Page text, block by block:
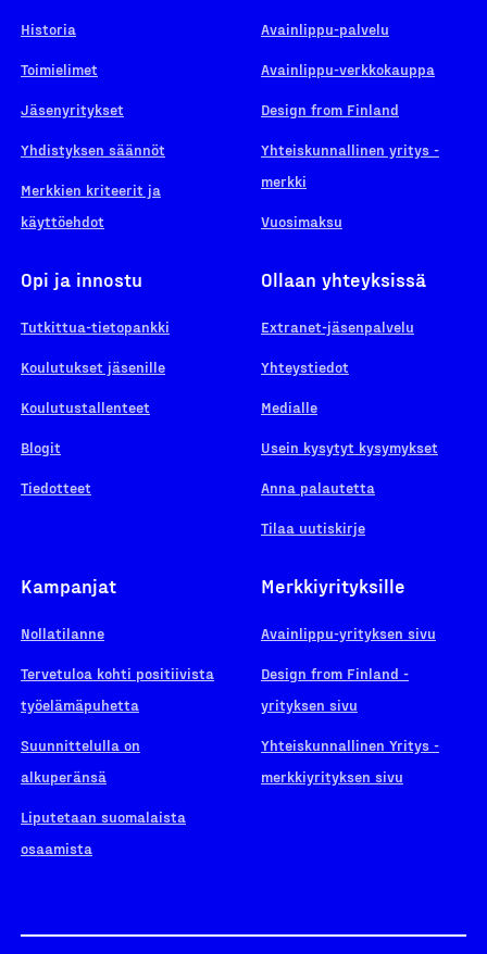
Historia
Toimielimet
Jäsenyritykset
Yhdistyksen säännöt
Merkkien kriteerit ja
käyttöehdot
Avainlippu-palvelu
Avainlippu-verkkokauppa
Design from Finland
Yhteiskunnallinen yritys -
merkki
Vuosimaksu
Opi ja innostu
Tutkittua-tietopankki
Koulutukset jäsenille
Koulutustallenteet
Blogit
Tiedotteet
Ollaan yhteyksissä
Extranet-jäsenpalvelu
Yhteystiedot
Medialle
Usein kysytyt kysymykset
Anna palautetta
Tilaa uutiskirje
Kampanjat
Nollatilanne
Tervetuloa kohti positiivista
työelämäpuhetta
Suunnittelulla on
alkuperänsä
Liputetaan suomalaista
osaamista
Merkkiyrityksille
Avainlippu-yrityksen sivu
Design from Finland -
yrityksen sivu
Yhteiskunnallinen Yritys -
merkkiyrityksen sivu